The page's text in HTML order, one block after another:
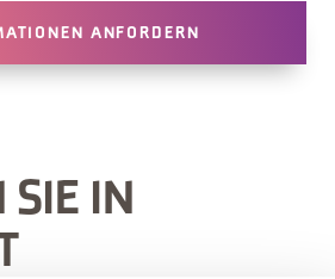
ANFORDERN
SIE IN